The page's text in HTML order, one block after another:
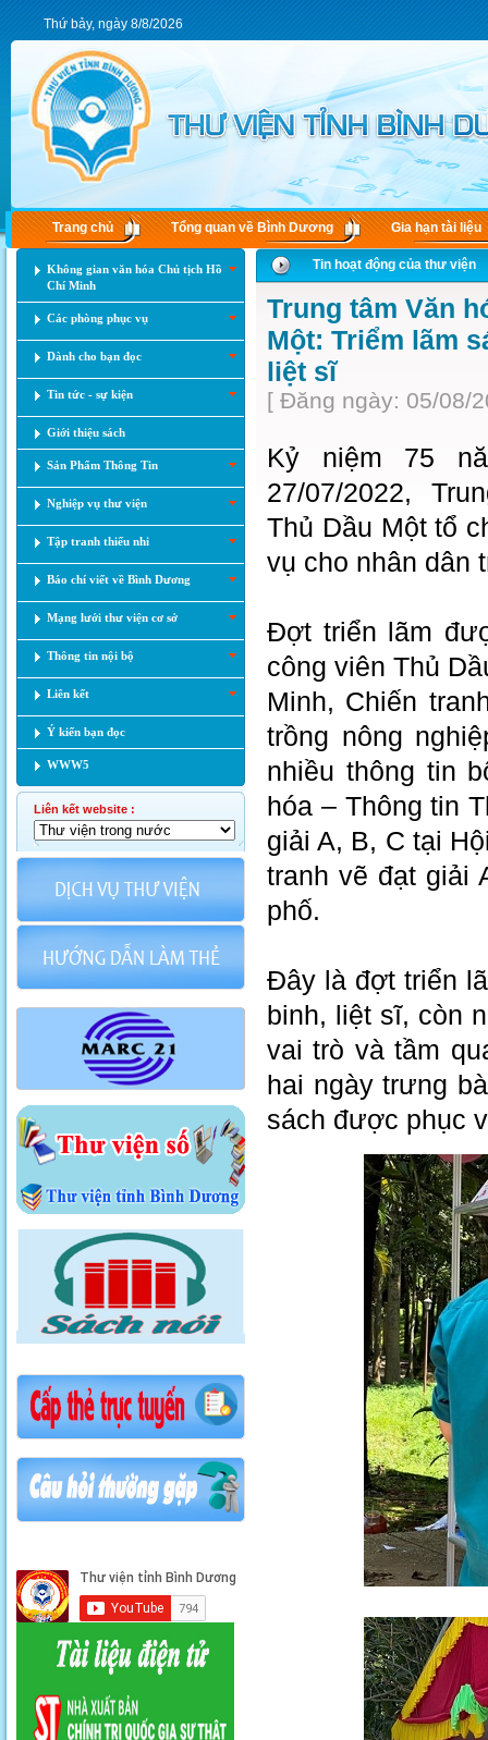
Thứ bảy, ngày 8/8/2026
Trang chủ Tổng quan về Bình Dương Gia hạn tài liệu
Không gian văn hóa Chủ tịch Hồ
Chí Minh
Các phòng phục vụ
Dành cho bạn đọc
Tin tức - sự kiện
Giới thiệu sách
Sản Phẩm Thông Tin
Nghiệp vụ thư viện
Tập tranh thiếu nhi
Báo chí viết về Bình Dương
Mạng lưới thư viện cơ sở
Thông tin nội bộ
Liên kết
Ý kiến bạn đọc
WWW5
Liên kết website :
Tin hoạt động của thư viện
Trung tâm Văn
Một: Triểm lãm
liệt sĩ
[ Đăng ngày: 05/08/
Kỷ niệm 75
27/07/2022,
Thủ Dầu Một tổ
vụ cho nhân dân
Đợt triển lãm
công viên Thủ
Minh, Chiến
trồng nông
nhiều thông tin
hóa – Thông tin
giải A, B, C tại
tranh vẽ đạt giải
phố.
Đây là đợt triển
binh, liệt sĩ, còn
vai trò và tầm
hai ngày trưng
sách được phục